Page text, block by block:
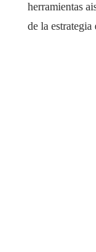
herramientas
de la estrategia